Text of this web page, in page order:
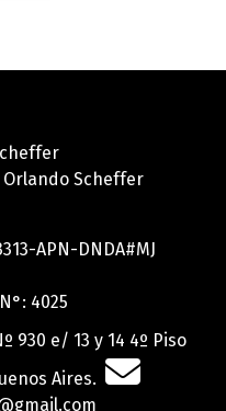
Scheffer
APN-DNDA#MJ
4025
930 e/ 13 y 14 4º Piso
Aires.